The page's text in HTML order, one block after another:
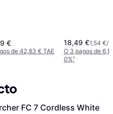
€
de 42,83 € TAE
18,49 €1,54 €/L
O 3 pagos de
0%¹
FC 7 Cordless White